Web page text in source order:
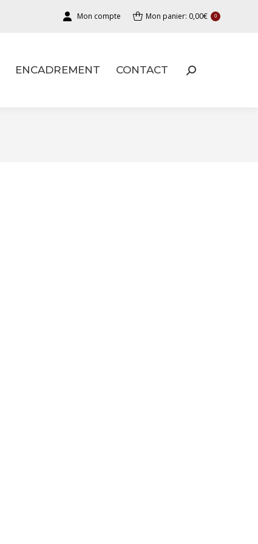
Mon compte Mon panier: 0,00€ 0
ENCADREMENT CONTACT